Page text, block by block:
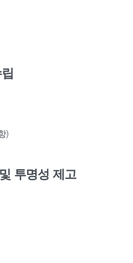
)
투명성 제고